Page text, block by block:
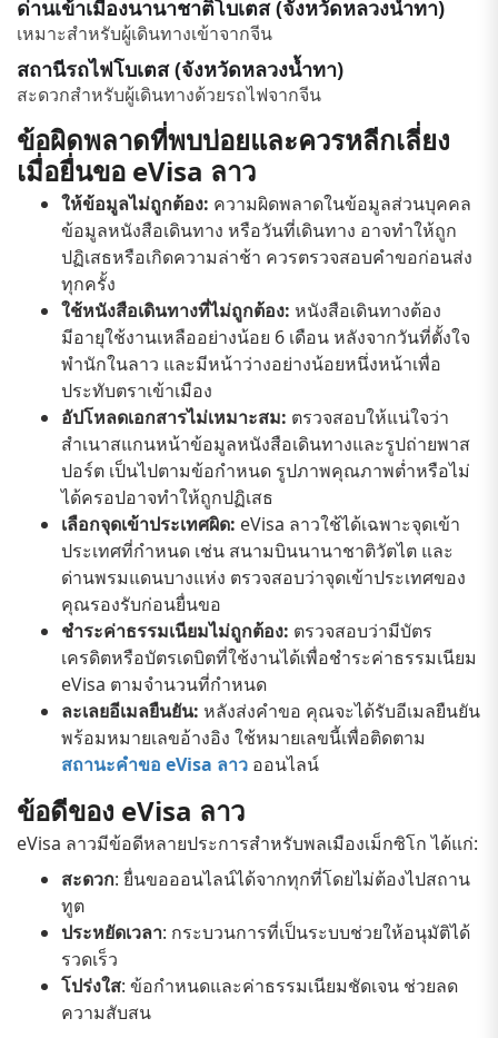
ด่านเข้าเมืองนานาชาติโบเตส (จังหวัดหลวงน้ำทา)
เหมาะสำหรับผู้เดินทางเข้าจากจีน
สถานีรถไฟโบเตส (จังหวัดหลวงน้ำทา)
สะดวกสำหรับผู้เดินทางด้วยรถไฟจากจีน
ข้อผิดพลาดที่พบบ่อยและควรหลีกเลี่ยง
เมื่อยื่นขอ eVisa ลาว
ให้ข้อมูลไม่ถูกต้อง: ความผิดพลาดในข้อมูลส่วนบุคคล
ข้อมูลหนังสือเดินทาง หรือวันที่เดินทาง อาจทำให้ถูก
ปฏิเสธหรือเกิดความล่าช้า ควรตรวจสอบคำขอก่อนส่ง
ทุกครั้ง
ใช้หนังสือเดินทางที่ไม่ถูกต้อง: หนังสือเดินทางต้อง
มีอายุใช้งานเหลืออย่างน้อย 6 เดือน หลังจากวันที่ตั้งใจ
พำนักในลาว และมีหน้าว่างอย่างน้อยหนึ่งหน้าเพื่อ
ประทับตราเข้าเมือง
อัปโหลดเอกสารไม่เหมาะสม: ตรวจสอบให้แน่ใจว่า
สำเนาสแกนหน้าข้อมูลหนังสือเดินทางและรูปถ่ายพาส
ปอร์ต เป็นไปตามข้อกำหนด รูปภาพคุณภาพต่ำหรือไม่
ได้ครอปอาจทำให้ถูกปฏิเสธ
เลือกจุดเข้าประเทศผิด: eVisa ลาวใช้ได้เฉพาะจุดเข้า
ประเทศที่กำหนด เช่น สนามบินนานาชาติวัตไต และ
ด่านพรมแดนบางแห่ง ตรวจสอบว่าจุดเข้าประเทศของ
คุณรองรับก่อนยื่นขอ
ชำระค่าธรรมเนียมไม่ถูกต้อง: ตรวจสอบว่ามีบัตร
เครดิตหรือบัตรเดบิตที่ใช้งานได้เพื่อชำระค่าธรรมเนียม
eVisa ตามจำนวนที่กำหนด
ละเลยอีเมลยืนยัน: หลังส่งคำขอ คุณจะได้รับอีเมลยืนยัน
พร้อมหมายเลขอ้างอิง ใช้หมายเลขนี้เพื่อติดตาม
สถานะคำขอ eVisa ลาว ออนไลน์
ข้อดีของ eVisa ลาว
eVisa ลาวมีข้อดีหลายประการสำหรับพลเมืองเม็กซิโก ได้แก่:
สะดวก: ยื่นขอออนไลน์ได้จากทุกที่โดยไม่ต้องไปสถาน
ทูต
ประหยัดเวลา: กระบวนการที่เป็นระบบช่วยให้อนุมัติได้
รวดเร็ว
โปร่งใส: ข้อกำหนดและค่าธรรมเนียมชัดเจน ช่วยลด
ความสับสน